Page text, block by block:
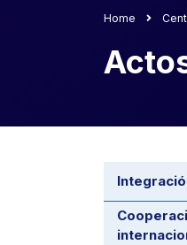
Home